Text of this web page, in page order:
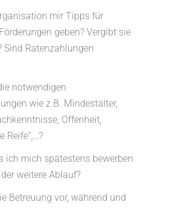
mir Tipps für
geben? Vergibt sie
Sind Ratenzahlungen
notwendigen
wie z.B. Mindestalter,
Offenheit,
Reife“,…?
ich mich spätestens bewerben
weitere Ablauf?
Betreuung vor, während und